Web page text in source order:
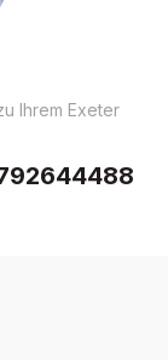
Ihrem Exeter